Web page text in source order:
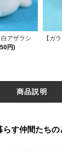
白アザラシ
円)
【ガ
商品説明
らす仲間たち